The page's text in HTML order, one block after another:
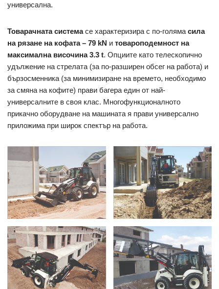
универсална.
Товарачната системасе характеризира с по-голямасила
на рязане на кофата – 79 kN и товароподемност на
максимална височина 3.3 t. Опциите като телескопично
удължение на стрелата (за по-разширен обсег на работа) и
бързосменника (за минимизиране на времето, необходимо
за смяна на кофите) прави багера един от най-
универсалните в своя клас. Многофункционалното
прикачно оборудване на машината я прави универсално
приложима при широк спектър на работа.